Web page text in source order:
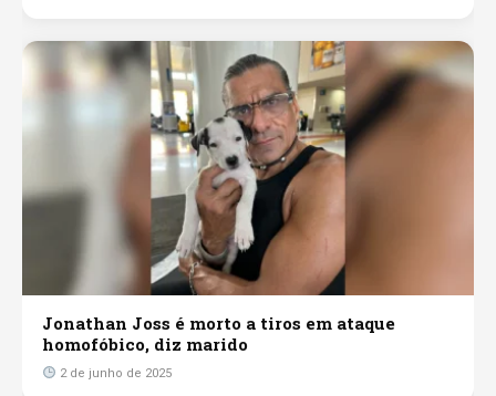
Jonathan Joss é morto a tiros em ataque
homofóbico, diz marido
2 de junho de 2025